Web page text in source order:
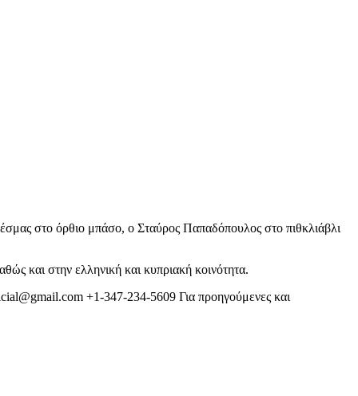
στο όρθιο μπάσο, ο Σταύρος Παπαδόπουλος στο πιθκλιάβλι
και στην ελληνική και κυπριακή κοινότητα.
+1-347-234-5609 Για προηγούμενες και